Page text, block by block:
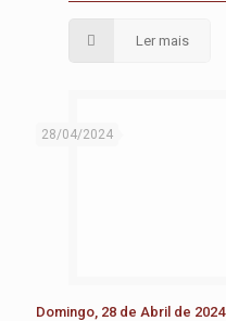
Ler mais
28/04/2024
Domingo, 28 de Abril de 2024